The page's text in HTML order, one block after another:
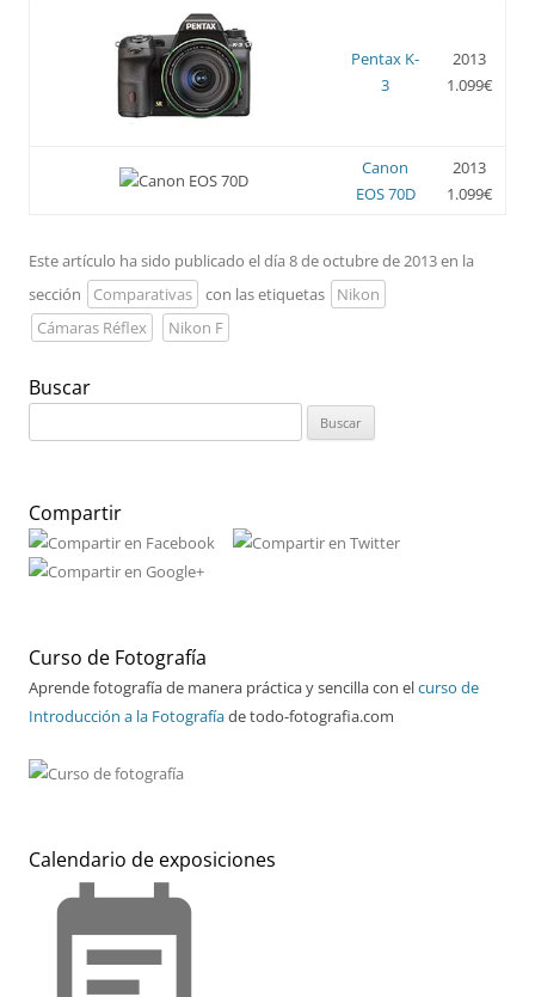
Pentax K-
3
2013
1.099€
Canon
EOS 70D
2013
1.099€
Este artículo ha sido publicado el día 8 de octubre de 2013 en la
sección
Comparativas con las etiquetas
Nikon
Cámaras Réflex
Nikon F
Buscar
Compartir
Curso de Fotografía
Aprende fotografía de manera práctica y sencilla con elcurso de
Introducción a la Fotografíade todo-fotografia.com
Calendario de exposiciones